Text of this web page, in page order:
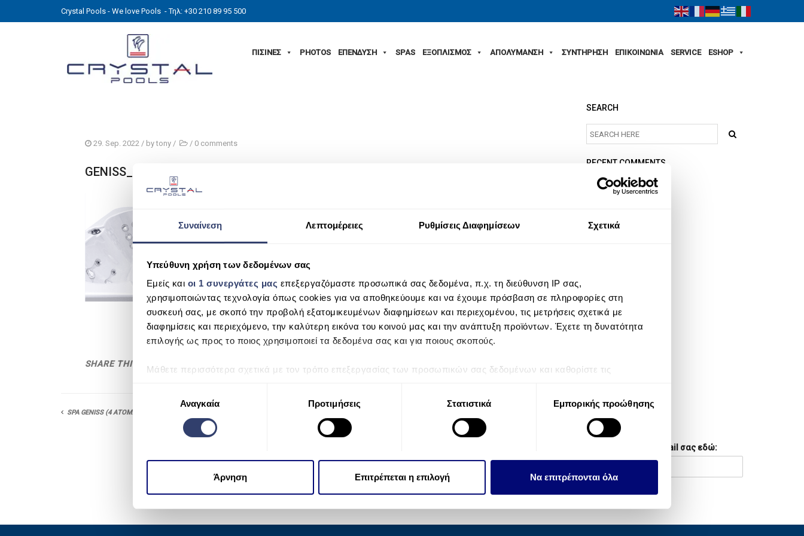
Συναίνεση Λεπτομέρειες Ρυθμίσεις Διαφημίσεων Σχετικά
Υπεύθυνη χρήση των δεδομένων σας
Εμείς και οι 1 συνεργάτες μας επεξεργαζόμαστε προσωπικά σας δεδομένα, π.χ. τη διεύθυνση IP σας,
χρησιμοποιώντας τεχνολογία όπως cookies για να αποθηκεύουμε και να έχουμε πρόσβαση σε πληροφορίες στη
συσκευή σας, με σκοπό την προβολή εξατομικευμένων διαφημίσεων και περιεχομένου, τις μετρήσεις σχετικά με
διαφημίσεις και περιεχόμενο, την καλύτερη εικόνα του κοινού μας και την ανάπτυξη προϊόντων. Έχετε τη δυνατότητα
επιλογής ως προς το ποιος χρησιμοποιεί τα δεδομένα σας και για ποιους σκοπούς.
Μάθετε περισσότερα σχετικά με τον τρόπο επεξεργασίας των προσωπικών σας δεδομένων και καθορίστε τις
πάσα στιγμή από τη Δήλωση Cookies.
Χρησιμοποιούμε cookie για την εξατομίκευση περιεχομένου και διαφημίσεων, την παροχή λειτουργιών κοινωνικών
από μέρους σας χρήση των υπηρεσιών τους.
υ
Αναγκαία Προτιμήσεις Στατιστικά Εμπορικής προώθησης
Άρνηση Επιτρέπεται η επιλογή Να επιτρέπονται όλα
Crystal Pools - We love Pools - Τηλ: +30 210 89 95 500
ΠΙΣΙΝΕΣ PHOTOS ΕΠΕΝΔΥΣΗ SPAS ΕΞΟΠΛΙΣΜΟΣ ΑΠΟΛΥΜΑΝΣΗ ΣΥΝΤΗΡΗΣΗ ΕΠΙΚΟΙΝΩΝΙΑ SERVICE ESHOP
29. Sep. 2022 / bytony / / 0 comments
GENISS_b
SHARE THIS
SPA GENISS (4 ΑΤΟΜΑ)
SEARCH
RECENT COMMENTS
ARCHIVES
CATEGORIES
Log in
Comments feed
NEWSLETTER
Συμπληρώστε το email σας εδώ: